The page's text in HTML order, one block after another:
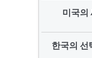
미국의
한국의 선